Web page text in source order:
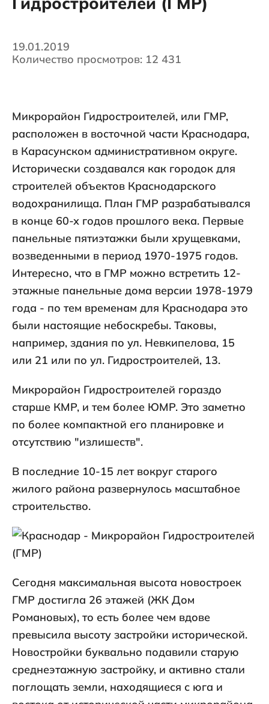
19.01.2019
Количество просмотров: 12 431
Микрорайон Гидростроителей, или ГМР,
расположен в восточной части Краснодара,
в Карасунском административном округе.
Исторически создавался как городок для
строителей объектов Краснодарского
водохранилища. План ГМР разрабатывался
в конце 60-х годов прошлого века. Первые
панельные пятиэтажки были хрущевками,
возведенными в период 1970-1975 годов.
Интересно, что в ГМР можно встретить 12-
этажные панельные дома версии 1978-1979
года - по тем временам для Краснодара это
были настоящие небоскребы. Таковы,
например, здания по ул. Невкипелова, 15
или 21 или по ул. Гидростроителей, 13.
Микрорайон Гидростроителей гораздо
старше КМР, и тем более ЮМР. Это заметно
по более компактной его планировке и
отсутствию "излишеств".
В последние 10-15 лет вокруг старого
жилого района развернулось масштабное
строительство.
Сегодня максимальная высота новостроек
ГМР достигла 26 этажей (ЖК Дом
Романовых), то есть более чем вдове
превысила высоту застройки исторической.
Новостройки буквально подавили старую
среднеэтажную застройку, и активно стали
поглощать земли, находящиеся с юга и